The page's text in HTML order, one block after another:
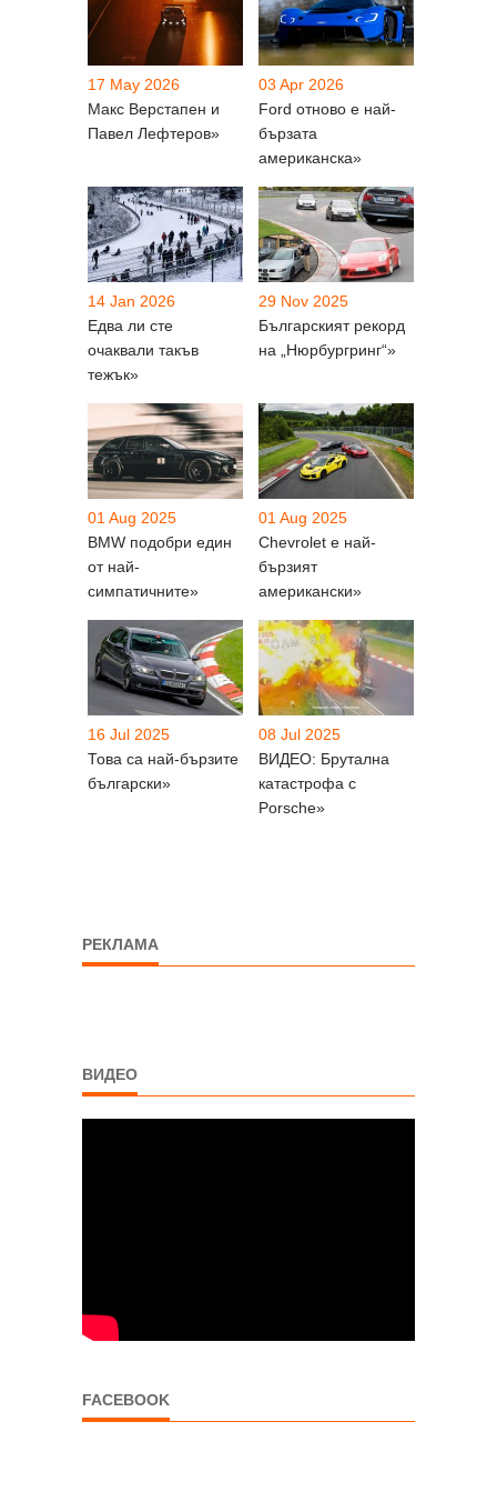
17 May 2026
Макс Верстапен и
Павел Лефтеров»
03 Apr 2026
Ford отново е най-
бързата
американска»
14 Jan 2026
Едва ли сте
очаквали такъв
тежък»
29 Nov 2025
Българският рекорд
на „Нюрбургринг“»
01 Aug 2025
BMW подобри един
от най-
симпатичните»
01 Aug 2025
Chevrolet е най-
бързият
американски»
16 Jul 2025
Това са най-бързите
български»
08 Jul 2025
ВИДЕО: Брутална
катастрофа с
Porsche»
РЕКЛАМА
ВИДЕО
FACEBOOK